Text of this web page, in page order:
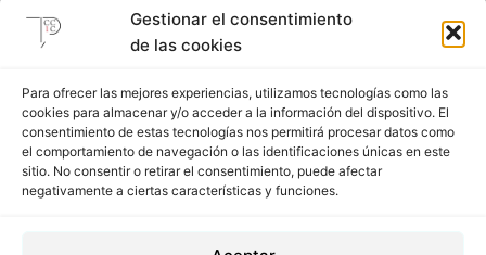
Gestionar el consentimiento
de las cookies
Para ofrecer las mejores experiencias, utilizamos tecnologías como las
cookies para almacenar y/o acceder a la información del dispositivo. El
consentimiento de estas tecnologías nos permitirá procesar datos como
el comportamiento de navegación o las identificaciones únicas en este
sitio. No consentir o retirar el consentimiento, puede afectar
negativamente a ciertas características y funciones.
Carrer Provença, 183
08036 - Barcelona (Espana)